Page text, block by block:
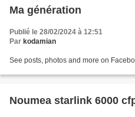
Ma génération
Publié le 28/02/2024 à 12:51
Par kodamian
See posts, photos and more on
Noumea starlink 6000